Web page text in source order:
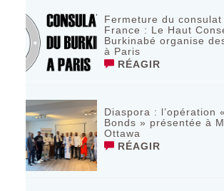
Fermeture du
France : Le Haut
Burkinabé organise
à Paris
RÉAGIR
Diaspora : l’opération
Bonds » présentée à
Ottawa
RÉAGIR